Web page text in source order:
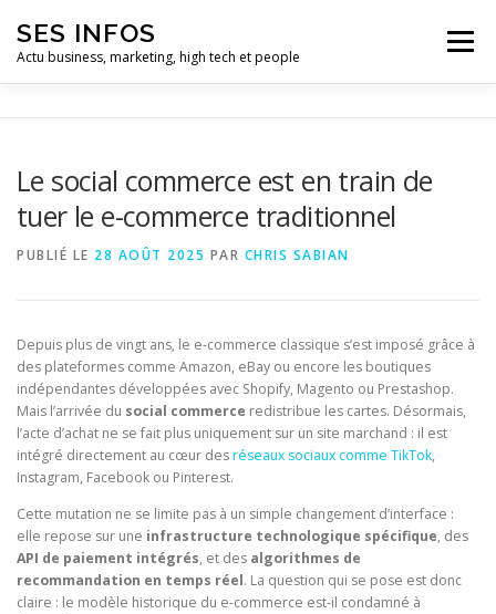
contenu
SES INFOS
Actu business, marketing, high tech et people
Menu
HIGH TECH ET INFORMATIQUE INFLUENCEURS
Le social commerce est en train de
tuer le e-commerce traditionnel
PUBLIÉ LE 28 AOÛT 2025 PAR CHRIS SABIAN
Depuis plus de vingt ans, le e-commerce classique s’est imposé grâce à
des plateformes comme Amazon, eBay ou encore les boutiques
indépendantes développées avec Shopify, Magento ou Prestashop.
Mais l’arrivée du social commerce redistribue les cartes. Désormais,
l’acte d’achat ne se fait plus uniquement sur un site marchand : il est
intégré directement au cœur desréseaux sociaux comme TikTok,
Instagram, Facebook ou Pinterest.
Cette mutation ne se limite pas à un simple changement d’interface :
elle repose sur une infrastructure technologique spécifique, des
API de paiement intégrés, et des algorithmes de
recommandation en temps réel. La question qui se pose est donc
claire : le modèle historique du e-commerce est-il condamné à